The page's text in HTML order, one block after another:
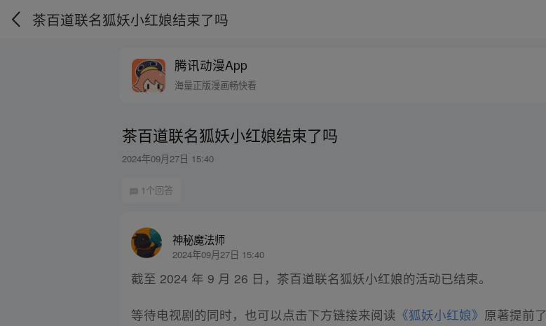
茶百道联名狐妖小红娘结束了吗
腾讯动漫App
海量正版漫画畅快看
茶百道联名狐妖小红娘结束了吗
2024年09月27日 15:40
1个回答
神秘魔法师
2024年09月27日 15:40
截至 2024 年 9 月 26 日，茶百道联名狐妖小红娘的活动已结束。
等待电视剧的同时，也可以点击下方链接来阅读 《狐妖小红娘》 原著提前